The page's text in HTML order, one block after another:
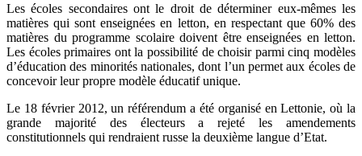
Les écoles secondaires ont le droit de déterminer eux-mêmes les
matières qui sont enseignées en letton, en respectant que 60% des
matières du programme scolaire doivent être enseignées en letton.
Les écoles primaires ont la possibilité de choisir parmi cinq modèles
d’éducation des minorités nationales, dont l’un permet aux écoles de
concevoir leur propre modèle éducatif unique.
Le 18 février 2012, un référendum a été organisé en Lettonie, où la
grande majorité des électeurs a rejeté les amendements
constitutionnels qui rendraient russe la deuxième langue d’Etat.